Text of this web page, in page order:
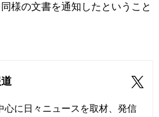
様の文書を通知したということ
心に日々ニュースを取材、発信